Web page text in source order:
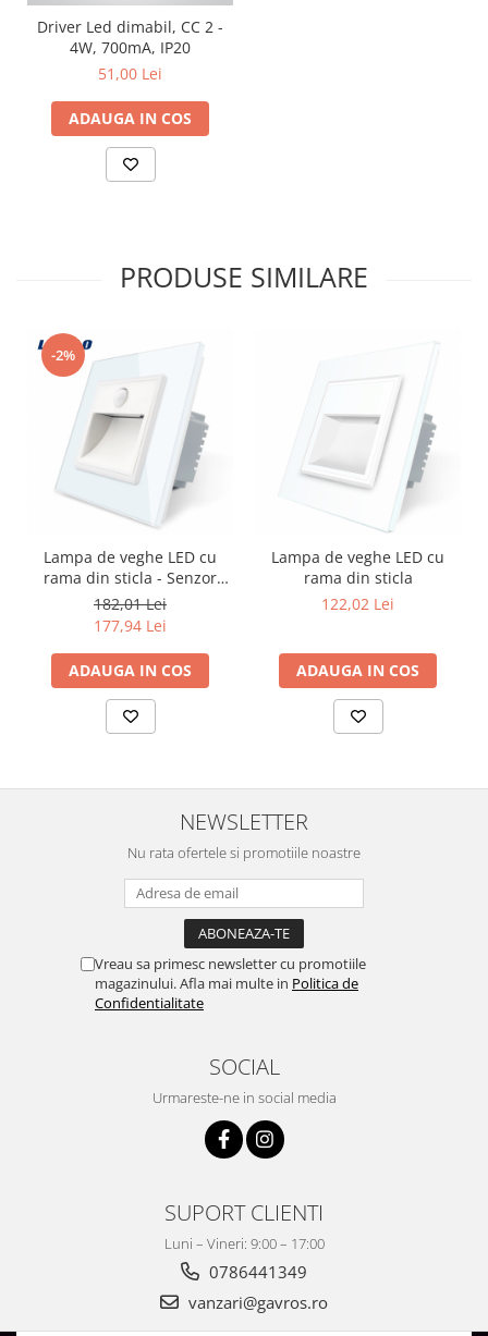
Driver Led dimabil, CC 2 -
4W, 700mA, IP20
51,00 Lei
ADAUGA IN COS
PRODUSE SIMILARE
-2%
Lampa de veghe LED cu
rama din sticla - Senzor
miscare incorporat Alb
182,01 Lei
177,94 Lei
ADAUGA IN COS
Lampa de veghe LED cu
rama din sticla
122,02 Lei
ADAUGA IN COS
NEWSLETTER
Nu rata ofertele si promotiile noastre
Vreau sa primesc newsletter cu promotiile
magazinului. Afla mai multe in Politica de
Confidentialitate
SOCIAL
Urmareste-ne in social media
SUPORT CLIENTI
Luni – Vineri: 9:00 – 17:00
0786441349
vanzari@gavros.ro